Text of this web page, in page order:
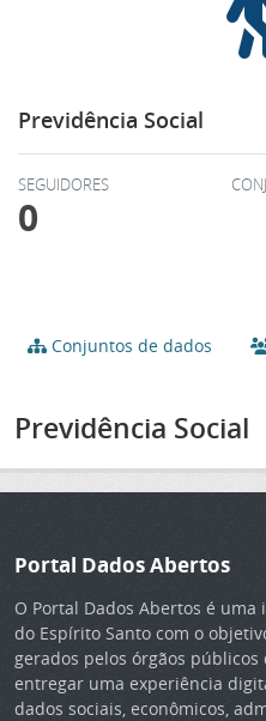
Previdência Social
SEGUIDORES
0
Conjuntos de dados
Previdência Social
Portal Dados Abertos
O Portal Dados Abertos é
do Espírito Santo com o
gerados pelos órgãos
entregar uma experiência
dados sociais, econômicos,